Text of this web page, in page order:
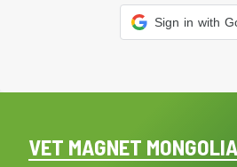
Sign in with
VET MAGNET